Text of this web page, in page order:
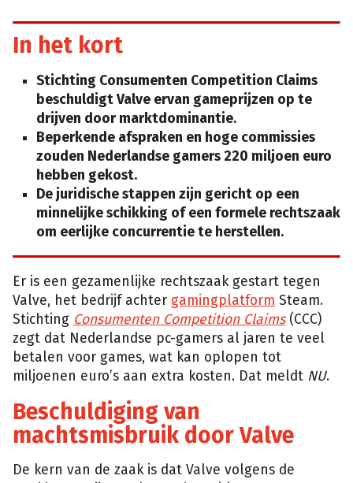
In het kort
Stichting Consumenten Competition Claims
beschuldigt Valve ervan gameprijzen op te
drijven door marktdominantie.
Beperkende afspraken en hoge commissies
zouden Nederlandse gamers 220 miljoen euro
hebben gekost.
De juridische stappen zijn gericht op een
minnelijke schikking of een formele rechtszaak
om eerlijke concurrentie te herstellen.
Er is een gezamenlijke rechtszaak gestart tegen
Valve, het bedrijf achter gamingplatform Steam.
Stichting Consumenten Competition Claims(CCC)
zegt dat Nederlandse pc-gamers al jaren te veel
betalen voor games, wat kan oplopen tot
miljoenen euro’s aan extra kosten. Dat meldt NU.
Beschuldiging van
machtsmisbruik door Valve
De kern van de zaak is dat Valve volgens de